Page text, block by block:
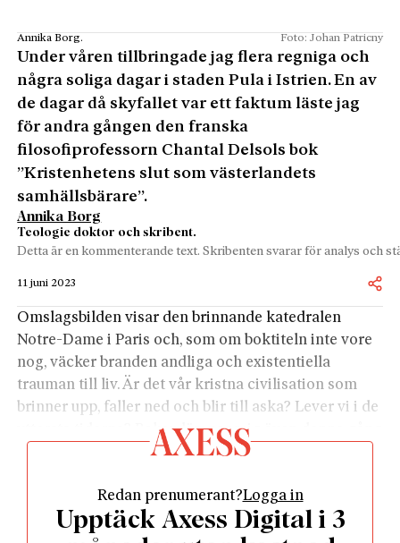
Annika Borg. Foto: Johan Patricny
Under våren tillbringade jag flera regniga och
några soliga dagar i staden Pula i Ist­rien. En av
de dagar då skyfallet var ett faktum läste jag
för andra gången den frans­ka
filosofiprofessorn Chantal Delsols bok
”Kristenhetens slut som västerlandets
samhällsbärare”.
Annika Borg
Teologie doktor och skribent.
Detta är en kommenterande text. Skribenten svarar för analys och
11 juni 2023
Omslagsbilden visar den brinnande katedralen
Notre-Dame i Paris och, som om boktiteln inte vore
nog, väcker branden andliga och existentiella
trauman till liv. Är det vår kristna civilisation som
brinner upp, faller ned och blir till aska? Lever vi i de
yttersta tiderna? Boken lämnar mig även denna gång
omskakad, uppbyggd och upprorisk i lika stora
Omskakad av den blir jag för att jag befinner mig i
den svenskkyrkliga vardagen, där vårt koncept med
Redan prenumerant?Logga in
Upptäck Axess Digital i 3